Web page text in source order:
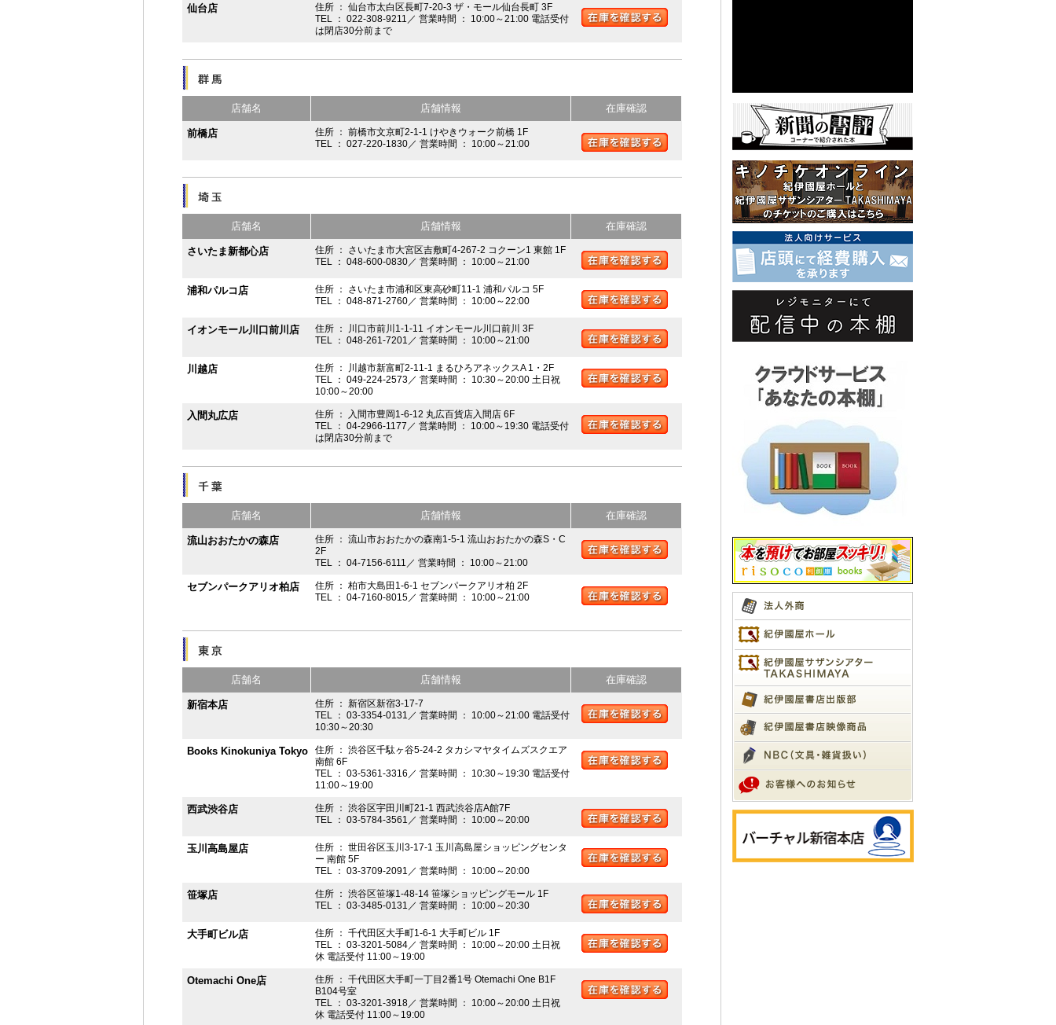
仙台店
住所 ： 仙台市太白区長町7-20-3 ザ・モール仙台長町 3F
TEL ： 022-308-9211／ 営業時間 ： 10:00～21:00 電話受付
は閉店30分前まで
店舗名 店舗情報 在庫確認
前橋店
住所 ： 前橋市文京町2-1-1 けやきウォーク前橋 1F
TEL ： 027-220-1830／ 営業時間 ： 10:00～21:00
店舗名 店舗情報 在庫確認
さいたま新都心店
住所 ： さいたま市大宮区吉敷町4-267-2 コクーン1 東館 1F
TEL ： 048-600-0830／ 営業時間 ： 10:00～21:00
浦和パルコ店
住所 ： さいたま市浦和区東高砂町11-1 浦和パルコ 5F
TEL ： 048-871-2760／ 営業時間 ： 10:00～22:00
イオンモール川口前川店
住所 ： 川口市前川1-1-11 イオンモール川口前川 3F
TEL ： 048-261-7201／ 営業時間 ： 10:00～21:00
川越店
住所 ： 川越市新富町2-11-1 まるひろアネックスA 1・2F
TEL ： 049-224-2573／ 営業時間 ： 10:30～20:00 土日祝
10:00～20:00
入間丸広店
住所 ： 入間市豊岡1-6-12 丸広百貨店入間店 6F
TEL ： 04-2966-1177／ 営業時間 ： 10:00～19:30 電話受付
は閉店30分前まで
店舗名 店舗情報 在庫確認
流山おおたかの森店
住所 ： 流山市おおたかの森南1-5-1 流山おおたかの森S・C
2F
TEL ： 04-7156-6111／ 営業時間 ： 10:00～21:00
セブンパークアリオ柏店
住所 ： 柏市大島田1-6-1 セブンパークアリオ柏 2F
TEL ： 04-7160-8015／ 営業時間 ： 10:00～21:00
店舗名 店舗情報 在庫確認
新宿本店
住所 ： 新宿区新宿3-17-7
TEL ： 03-3354-0131／ 営業時間 ： 10:00～21:00 電話受付
10:30～20:30
Books Kinokuniya Tokyo
住所 ： 渋谷区千駄ヶ谷5-24-2 タカシマヤタイムズスクエア
南館 6F
TEL ： 03-5361-3316／ 営業時間 ： 10:30～19:30 電話受付
11:00～19:00
西武渋谷店
住所 ： 渋谷区宇田川町21-1 西武渋谷店A館7F
TEL ： 03-5784-3561／ 営業時間 ： 10:00～20:00
玉川高島屋店
住所 ： 世田谷区玉川3-17-1 玉川高島屋ショッピングセンタ
ー 南館 5F
TEL ： 03-3709-2091／ 営業時間 ： 10:00～20:00
笹塚店
住所 ： 渋谷区笹塚1-48-14 笹塚ショッピングモール 1F
TEL ： 03-3485-0131／ 営業時間 ： 10:00～20:30
大手町ビル店
住所 ： 千代田区大手町1-6-1 大手町ビル 1F
TEL ： 03-3201-5084／ 営業時間 ： 10:00～20:00 土日祝
休 電話受付 11:00～19:00
Otemachi One店
住所 ： 千代田区大手町一丁目2番1号 Otemachi One B1F
B104号室
TEL ： 03-3201-3918／ 営業時間 ： 10:00～20:00 土日祝
休 電話受付 11:00～19:00